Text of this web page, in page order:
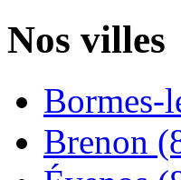
Nos villes
Bormes-
Brenon